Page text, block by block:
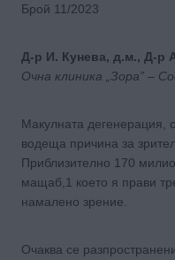
Брой 11/2023
Д-р И. Кунева, д.м., Д-р
Очна клиника „Зора” –
Макулната дегенерация,
водеща причина за
Приблизително 170
мащаб,1 което я прави
намалено зрение.
Очаква се